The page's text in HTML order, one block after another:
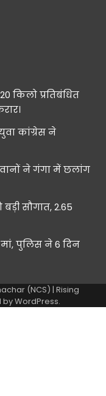
किलो प्रतिबंधित
कांग्रेस ने
ने गंगा में छलांग
सौगात, 2.65
पुलिस ने 6 दिन
(NCS) | Rising
byWordPress.